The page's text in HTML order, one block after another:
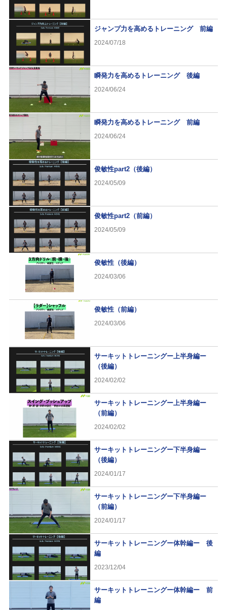
ジャンプ力を高めるトレーニング 前編
2024/07/18
瞬発力を高めるトレーニング 後編
2024/06/24
瞬発力を高めるトレーニング 前編
2024/06/24
俊敏性part2（後編）
2024/05/09
俊敏性part2（前編）
2024/05/09
俊敏性（後編）
2024/03/06
俊敏性（前編）
2024/03/06
サーキットトレーニングー上半身編ー
（後編）
2024/02/02
サーキットトレーニングー上半身編ー
（前編）
2024/02/02
サーキットトレーニングー下半身編ー
（後編）
2024/01/17
サーキットトレーニングー下半身編ー
（前編）
2024/01/17
サーキットトレーニングー体幹編ー 後
編
2023/12/04
サーキットトレーニングー体幹編ー 前
編